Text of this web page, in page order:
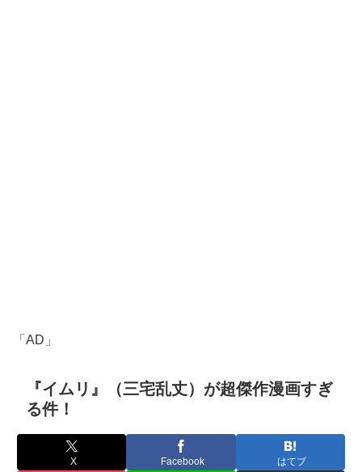
「AD」
『イムリ』（三宅乱丈）が超傑作漫画すぎ
る件！
X Facebook はてブ